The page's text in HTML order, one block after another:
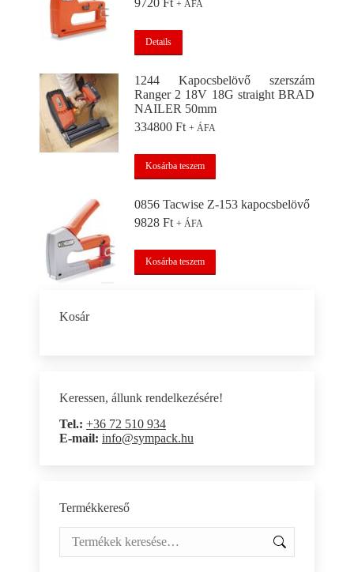
9720 Ft + ÁFA
Details
1244 Kapocsbelövő szerszám
Ranger 2 18V 18G straight BRAD
NAILER 50mm
334800 Ft + ÁFA
Kosárba teszem
0856 Tacwise Z-153 kapocsbelövő
9828 Ft + ÁFA
Kosárba teszem
Kosár
Keressen, állunk rendelkezésére!
Tel.: +36 72 510 934
E-mail: info@sympack.hu
Termékkereső